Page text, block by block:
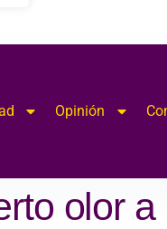
Opinión
olor a